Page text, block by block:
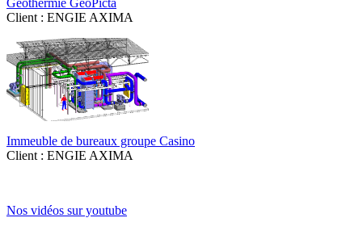
Géothermie GéoPicta
Client : ENGIE AXIMA
Immeuble de bureaux groupe Casino
Client : ENGIE AXIMA
Nos vidéos sur youtube